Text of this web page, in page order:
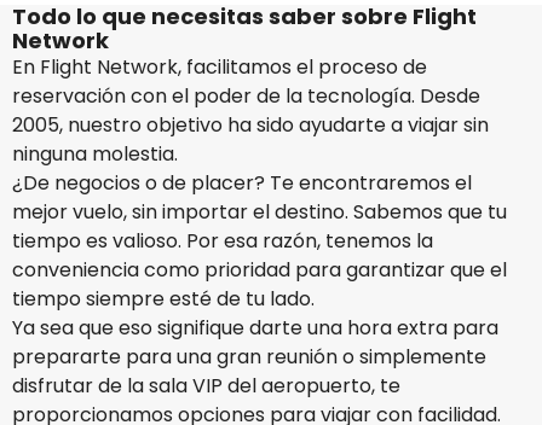
Todo lo que necesitas saber sobre Flight
Network
En Flight Network, facilitamos el proceso de
reservación con el poder de la tecnología. Desde
2005, nuestro objetivo ha sido ayudarte a viajar sin
ninguna molestia.
¿De negocios o de placer? Te encontraremos el
mejor vuelo, sin importar el destino. Sabemos que tu
tiempo es valioso. Por esa razón, tenemos la
conveniencia como prioridad para garantizar que el
tiempo siempre esté de tu lado.
Ya sea que eso signifique darte una hora extra para
prepararte para una gran reunión o simplemente
disfrutar de la sala VIP del aeropuerto, te
proporcionamos opciones para viajar con facilidad.